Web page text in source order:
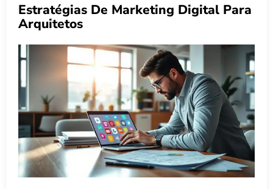
Estratégias De Marketing Digital Para
Arquitetos